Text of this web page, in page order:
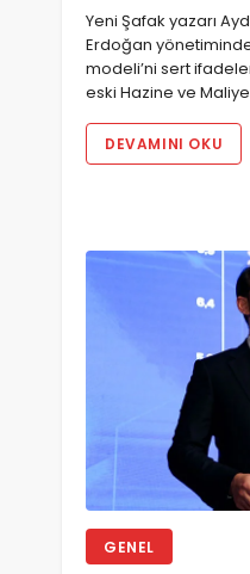
Yeni Şafak yazarı
Erdoğan
modeli’ni sert
eski Hazine ve
DEVAMINI OKU
GENEL